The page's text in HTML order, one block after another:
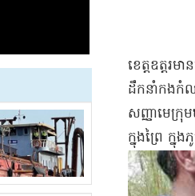
ខេត្តឧត្តរ
ដឹកនាំកងកំ
សញ្ញាមេក្រុ
ក្នុងព្រៃ ក្នុ